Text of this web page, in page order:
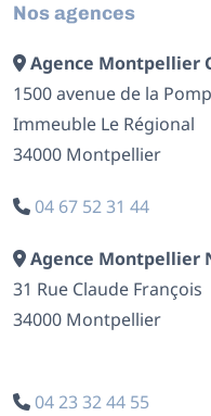
Nos agences
Agence Montpellier
1500 avenue de la
Immeuble Le Régional
34000 Montpellier
04 67 52 31 44
Agence Montpellier
31 Rue Claude François
34000 Montpellier
04 23 32 44 55